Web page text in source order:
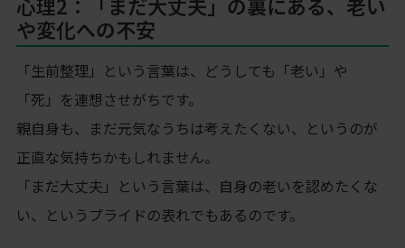
や変化への不安
「生前整理」という言葉は、どうしても「老い」や
「死」を連想させがちです。
親自身も、まだ元気なうちは考えたくない、というのが
正直な気持ちかもしれません。
「まだ大丈夫」という言葉は、自身の老いを認めたくな
い、というプライドの表れでもあるのです。